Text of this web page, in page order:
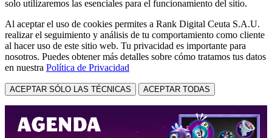
solo utilizaremos las esenciales para el funcionamiento del sitio.
Al aceptar el uso de cookies permites a Rank Digital Ceuta S.A.U.
realizar el seguimiento y análisis de tu comportamiento como cliente
al hacer uso de este sitio web. Tu privacidad es importante para
nosotros. Puedes obtener más detalles sobre cómo tratamos tus datos
en nuestra Política de Privacidad
ACEPTAR SÓLO LAS TÉCNICAS ACEPTAR TODAS